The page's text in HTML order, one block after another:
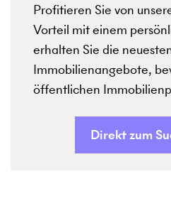
Profitieren Sie von
Vorteil mit einem
erhalten Sie die
Immobilienangebote,
öffentlichen
Direkt zum